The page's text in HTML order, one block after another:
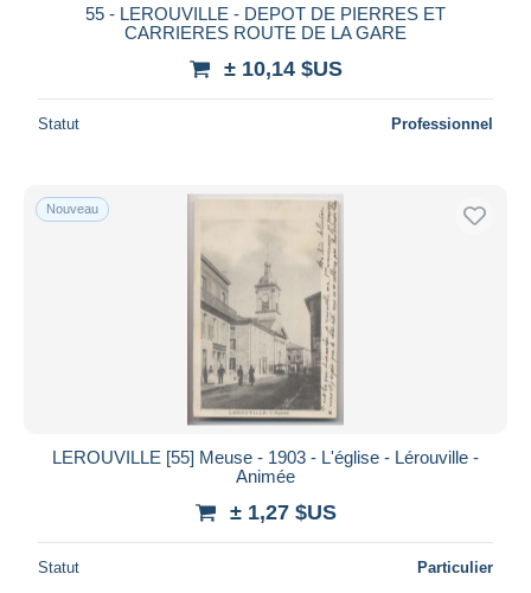
55 - LEROUVILLE - DEPOT DE PIERRES ET
CARRIERES ROUTE DE LA GARE
± 10,14 $US
Statut Professionnel
Nouveau
LEROUVILLE [55] Meuse - 1903 - L'église - Lérouville -
Animée
± 1,27 $US
Statut Particulier